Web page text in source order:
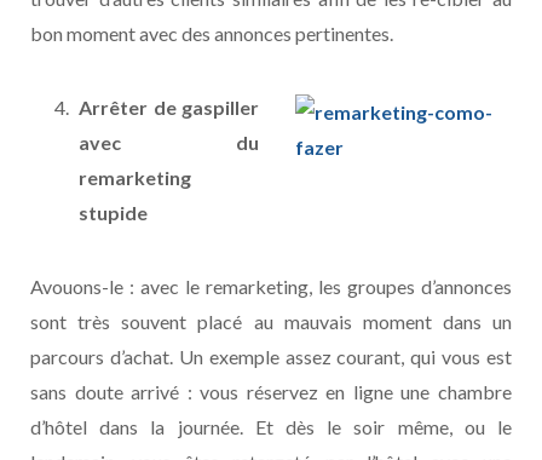
bon moment avec des annonces pertinentes.
Arrêter de gaspiller
avec du
remarketing
stupide
Avouons-le : avec le remarketing, les groupes d’annonces
sont très souvent placé au mauvais moment dans un
parcours d’achat. Un exemple assez courant, qui vous est
sans doute arrivé : vous réservez en ligne une chambre
d’hôtel dans la journée. Et dès le soir même, ou le